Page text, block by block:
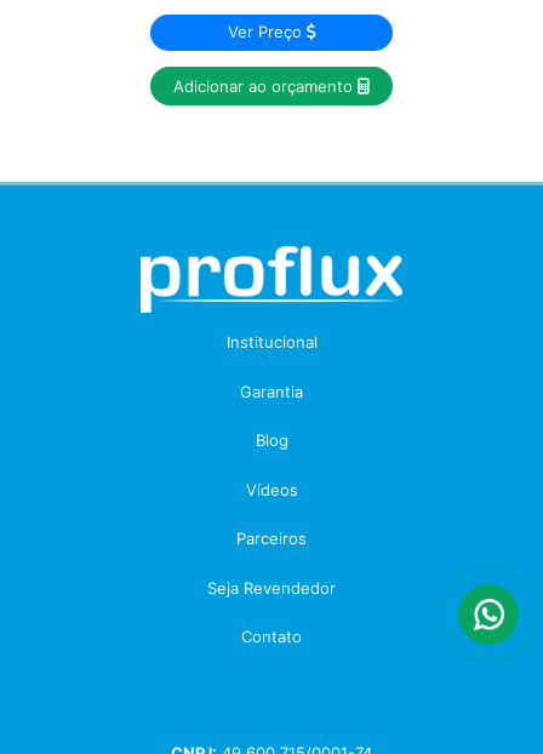
Ver Preço
Adicionar ao orçamento
Institucional
Garantia
Blog
Vídeos
Parceiros
Seja Revendedor
Contato